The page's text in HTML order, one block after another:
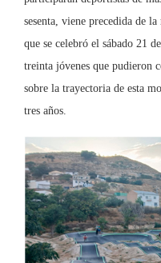
sesenta, viene precedida de
que se celebró el sábado 21
treinta jóvenes que pudieron
sobre la trayectoria de esta
tres años.